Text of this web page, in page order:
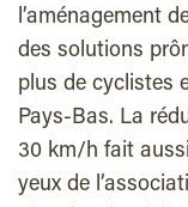
l’aménagement
des solutions
plus de cyclistes
Pays-Bas. La
30 km/h fait
yeux de